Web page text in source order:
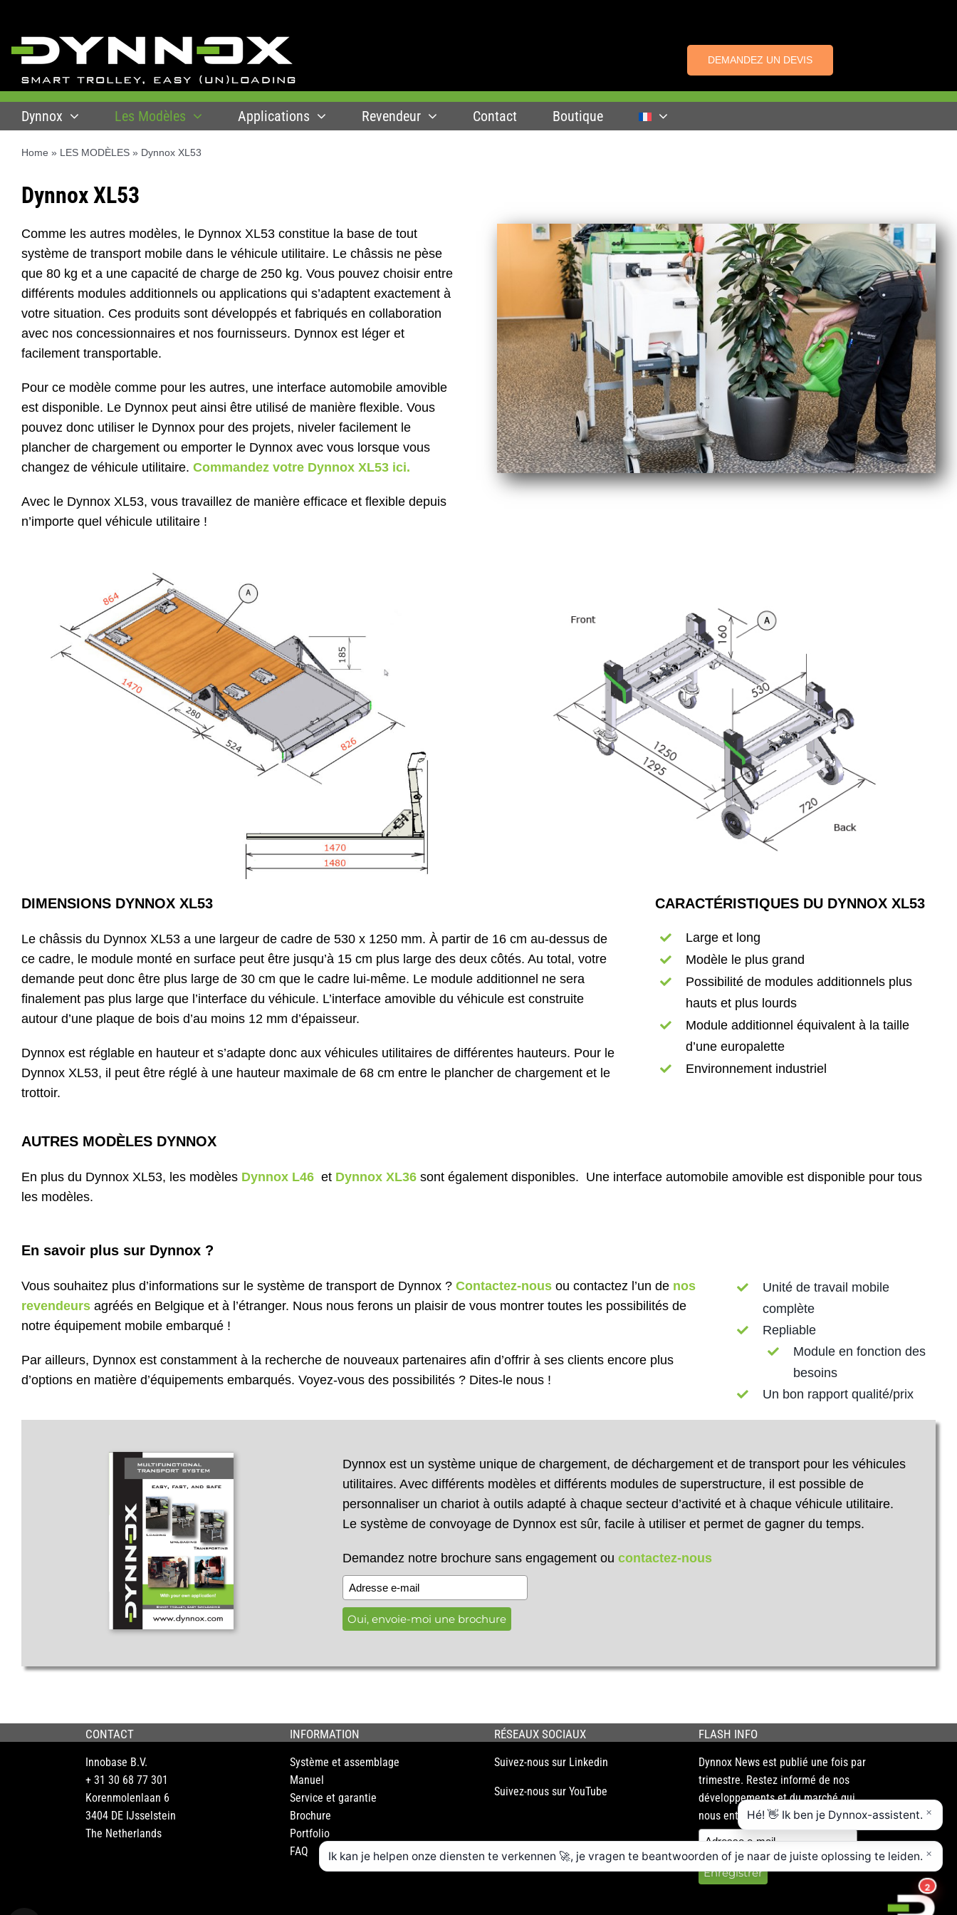
content
DEMANDEZ UN DEVIS
Dynnox Les Modèles Applications Revendeur Contact Boutique
Home » LES MODÈLES» Dynnox XL53
Dynnox XL53
Comme les autres modèles, le Dynnox XL53 constitue la base de tout
système de transport mobile dans le véhicule utilitaire. Le châssis ne pèse
que 80 kg et a une capacité de charge de 250 kg. Vous pouvez choisir entre
différents modules additionnels ou applications qui s’adaptent exactement à
votre situation. Ces produits sont développés et fabriqués en collaboration
avec nos concessionnaires et nos fournisseurs. Dynnox est léger et
facilement transportable.
Pour ce modèle comme pour les autres, une interface automobile amovible
est disponible. Le Dynnox peut ainsi être utilisé de manière flexible. Vous
pouvez donc utiliser le Dynnox pour des projets, niveler facilement le
plancher de chargement ou emporter le Dynnox avec vous lorsque vous
changez de véhicule utilitaire. Commandez votre Dynnox XL53 ici.
Avec le Dynnox XL53, vous travaillez de manière efficace et flexible depuis
n’importe quel véhicule utilitaire !
DIMENSIONS DYNNOX XL53
Le châssis du Dynnox XL53 a une largeur de cadre de 530 x 1250 mm. À partir de 16 cm au-dessus de
ce cadre, le module monté en surface peut être jusqu’à 15 cm plus large des deux côtés. Au total, votre
demande peut donc être plus large de 30 cm que le cadre lui-même. Le module additionnel ne sera
finalement pas plus large que l’interface du véhicule. L’interface amovible du véhicule est construite
autour d’une plaque de bois d’au moins 12 mm d’épaisseur.
Dynnox est réglable en hauteur et s’adapte donc aux véhicules utilitaires de différentes hauteurs. Pour le
Dynnox XL53, il peut être réglé à une hauteur maximale de 68 cm entre le plancher de chargement et le
trottoir.
CARACTÉRISTIQUES DU DYNNOX XL53
Large et long
Modèle le plus grand
Possibilité de modules additionnels plus
hauts et plus lourds
Module additionnel équivalent à la taille
d’une europalette
Environnement industriel
AUTRES MODÈLES DYNNOX
En plus du Dynnox XL53, les modèles Dynnox L46et Dynnox XL36sont également disponibles. Une interface automobile amovible est disponible pour tous
les modèles.
En savoir plus sur Dynnox ?
Vous souhaitez plus d’informations sur le système de transport de Dynnox ? Contactez-nousou contactez l’un de nos
revendeursagréés en Belgique et à l’étranger. Nous nous ferons un plaisir de vous montrer toutes les possibilités de
notre équipement mobile embarqué !
Par ailleurs, Dynnox est constamment à la recherche de nouveaux partenaires afin d’offrir à ses clients encore plus
d’options en matière d’équipements embarqués. Voyez-vous des possibilités ? Dites-le nous !
Unité de travail mobile
complète
Repliable
Module en fonction des
besoins
Un bon rapport qualité/prix
Dynnox est un système unique de chargement, de déchargement et de transport pour les véhicules
utilitaires. Avec différents modèles et différents modules de superstructure, il est possible de
personnaliser un chariot à outils adapté à chaque secteur d’activité et à chaque véhicule utilitaire.
Le système de convoyage de Dynnox est sûr, facile à utiliser et permet de gagner du temps.
Demandez notre brochure sans engagement oucontactez-nous
Oui, envoie-moi une brochure
CONTACT INFORMATION RÉSEAUX SOCIAUX FLASH INFO
Innobase B.V.
+ 31 30 68 77 301
Korenmolenlaan 6
3404 DE IJsselstein
The Netherlands
Système et assemblage
Manuel
Service et garantie
Brochure
Portfolio
FAQ
Suivez-nous sur Linkedin
Suivez-nous sur YouTube
Dynnox News est publié une fois par
trimestre. Restez informé de nos
développements et du marché qui
nous entoure !
Enregistrer